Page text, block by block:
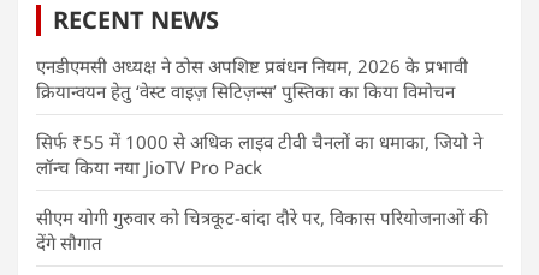
RECENT NEWS
एनडीएमसी अध्यक्ष ने ठोस अपशिष्ट प्रबंधन नियम, 2026 के प्रभावी
क्रियान्वयन हेतु ‘वेस्ट वाइज़ सिटिज़न्स’ पुस्तिका का किया विमोचन
सिर्फ ₹55 में 1000 से अधिक लाइव टीवी चैनलों का धमाका, जियो ने
लॉन्च किया नया JioTV Pro Pack
सीएम योगी गुरुवार को चित्रकूट-बांदा दौरे पर, विकास परियोजनाओं की
देंगे सौगात